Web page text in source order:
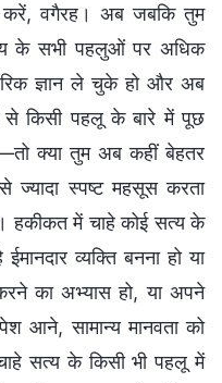
वगैरह। अब जबकि तुम
के सभी पहलुओं पर अधिक
ज्ञान ले चुके हो और अब
से किसी पहलू के बारे में पूछ
क्या तुम अब कहीं बेहतर
स्पष्ट महसूस करता
हकीकत में चाहे कोई सत्य के
व्यक्ति बनना हो या
का अभ्यास हो, या अपने
आने, सामान्य मानवता को
सत्य के किसी भी पहलू में